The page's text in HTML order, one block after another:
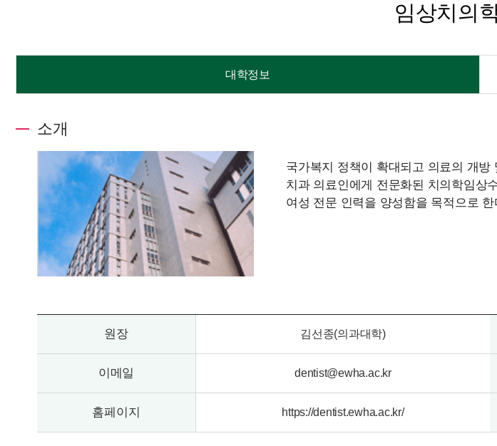
임상치의
대학정보
소개
국가복지 정책이 확대되고 의료의 개
치과 의료인에게 전문화된 치의학임상
여성 전문 인력을 양성함을 목적으로 한
원장 김선종(의과대학)
이메일 dentist@ewha.ac.kr
홈페이지 https://dentist.ewha.ac.kr/